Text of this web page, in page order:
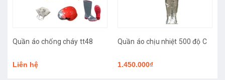
Quần áo chống cháy tt48
Liên hệ
Quần áo chịu nhiệt 500 độ C
1.450.000₫